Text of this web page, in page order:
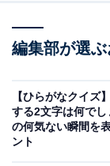
編集部が選
【ひらがなクイズ
する2文字は何でし
の何気ない瞬間を
ント